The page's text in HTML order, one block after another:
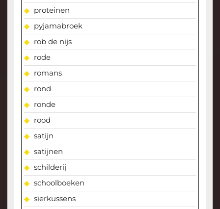
proteinen
pyjamabroek
rob de nijs
rode
romans
rond
ronde
rood
satijn
satijnen
schilderij
schoolboeken
sierkussens